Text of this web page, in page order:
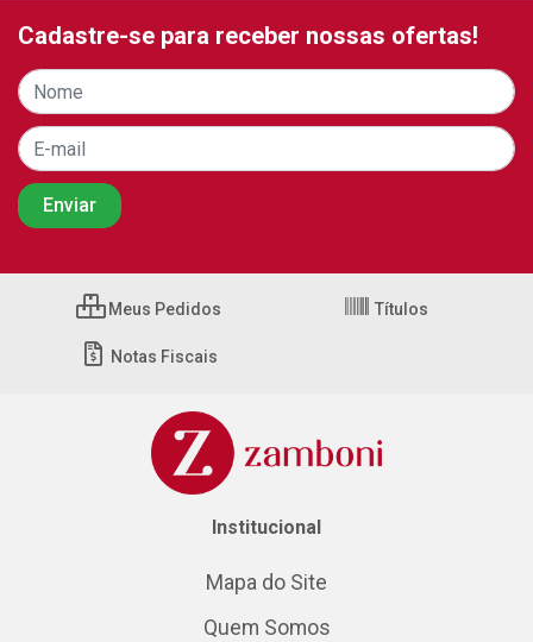
Cadastre-se para receber nossas ofertas!
Meus Pedidos Títulos
Notas Fiscais
Institucional
Mapa do Site
Quem Somos